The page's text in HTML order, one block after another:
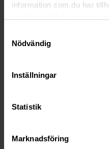
information som du har
Nödvändig
Inställningar
Statistik
Marknadsföring